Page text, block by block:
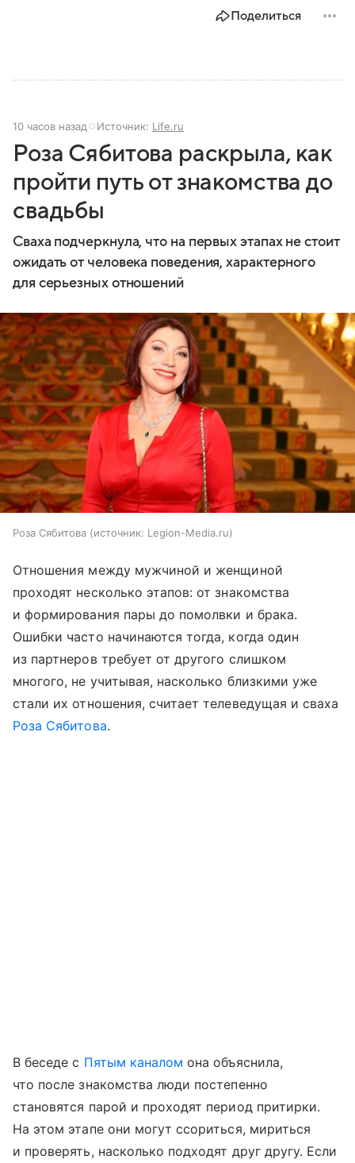
Поделиться
10 часов назад Источник: Life.ru
Роза Сябитова раскрыла, как
пройти путь от знакомства до
свадьбы
Сваха подчеркнула, что на первых этапах не стоит
ожидать от человека поведения, характерного
для серьезных отношений
Роза Сябитова источник: Legion-Media.ru
Отношения между мужчиной и женщиной
проходят несколько этапов: от знакомства
и формирования пары до помолвки и брака.
Ошибки часто начинаются тогда, когда один
из партнеров требует от другого слишком
многого, не учитывая, насколько близкими уже
стали их отношения, считает телеведущая и сваха
Роза Сябитова.
В беседе с Пятым каналом она объяснила,
что после знакомства люди постепенно
становятся парой и проходят период притирки.
На этом этапе они могут ссориться, мириться
и проверять, насколько подходят друг другу. Если